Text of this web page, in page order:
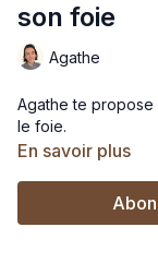
son foie
Agathe
Agathe te propose
le foie.
En savoir plus